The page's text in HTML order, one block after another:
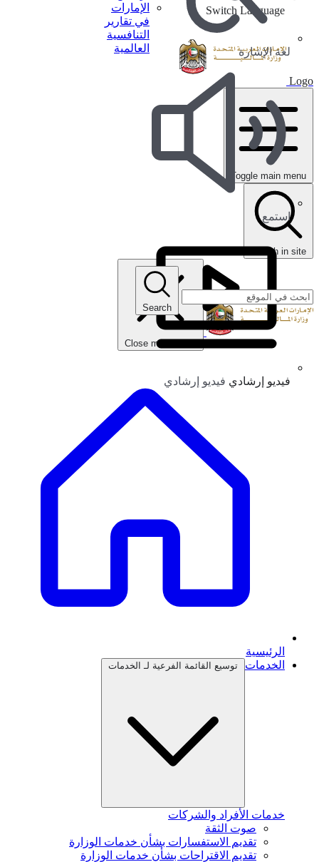
الإمارات
في تقارير
التنافسية
العالمية
لغة الإشارة
استمع
فيديو إرشادي فيديو إرشادي
Switch Language
Logo
Toggle main menu
search in site
Close main menu
Search
الرئيسية
الخدمات
توسيع القائمة الفرعية لـ الخدمات
خدمات الأفراد والشركات
صوت الثقة
تقديم الاستفسارات بشأن خدمات الوزارة
تقديم الاقتراحات بشأن خدمات الوزارة